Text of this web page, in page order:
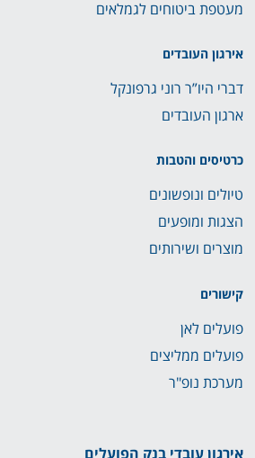
מעטפת ביטוחים לגמלאים
אירגון העובדים
דברי היו”ר רוני גרפונקל
ארגון העובדים
כרטיסים והטבות
טיולים ונופשונים
הצגות ומופעים
מוצרים ושירותים
קישורים
פועלים לאן
פועלים ממליצים
מערכת נופ"ר